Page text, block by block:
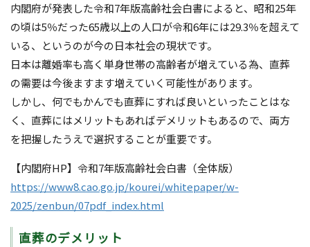
内閣府が発表した令和7年版高齢社会白書によると、昭和25年
の頃は5％だった65歳以上の人口が令和6年には29.3％を超えて
いる、というのが今の日本社会の現状です。
日本は離婚率も高く単身世帯の高齢者が増えている為、直葬
の需要は今後ますます増えていく可能性があります。
しかし、何でもかんでも直葬にすれば良いといったことはな
く、直葬にはメリットもあればデメリットもあるので、両方
を把握したうえで選択することが重要です。
【内閣府HP】令和7年版高齢社会白書（全体版）
https://www8.cao.go.jp/kourei/whitepaper/w-
2025/zenbun/07pdf_index.html
直葬のデメリット